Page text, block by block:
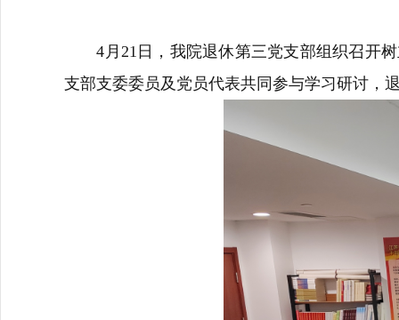
4月21日，我院退休第三党支部组织召开
支部支委委员及党员代表共同参与学习研讨，